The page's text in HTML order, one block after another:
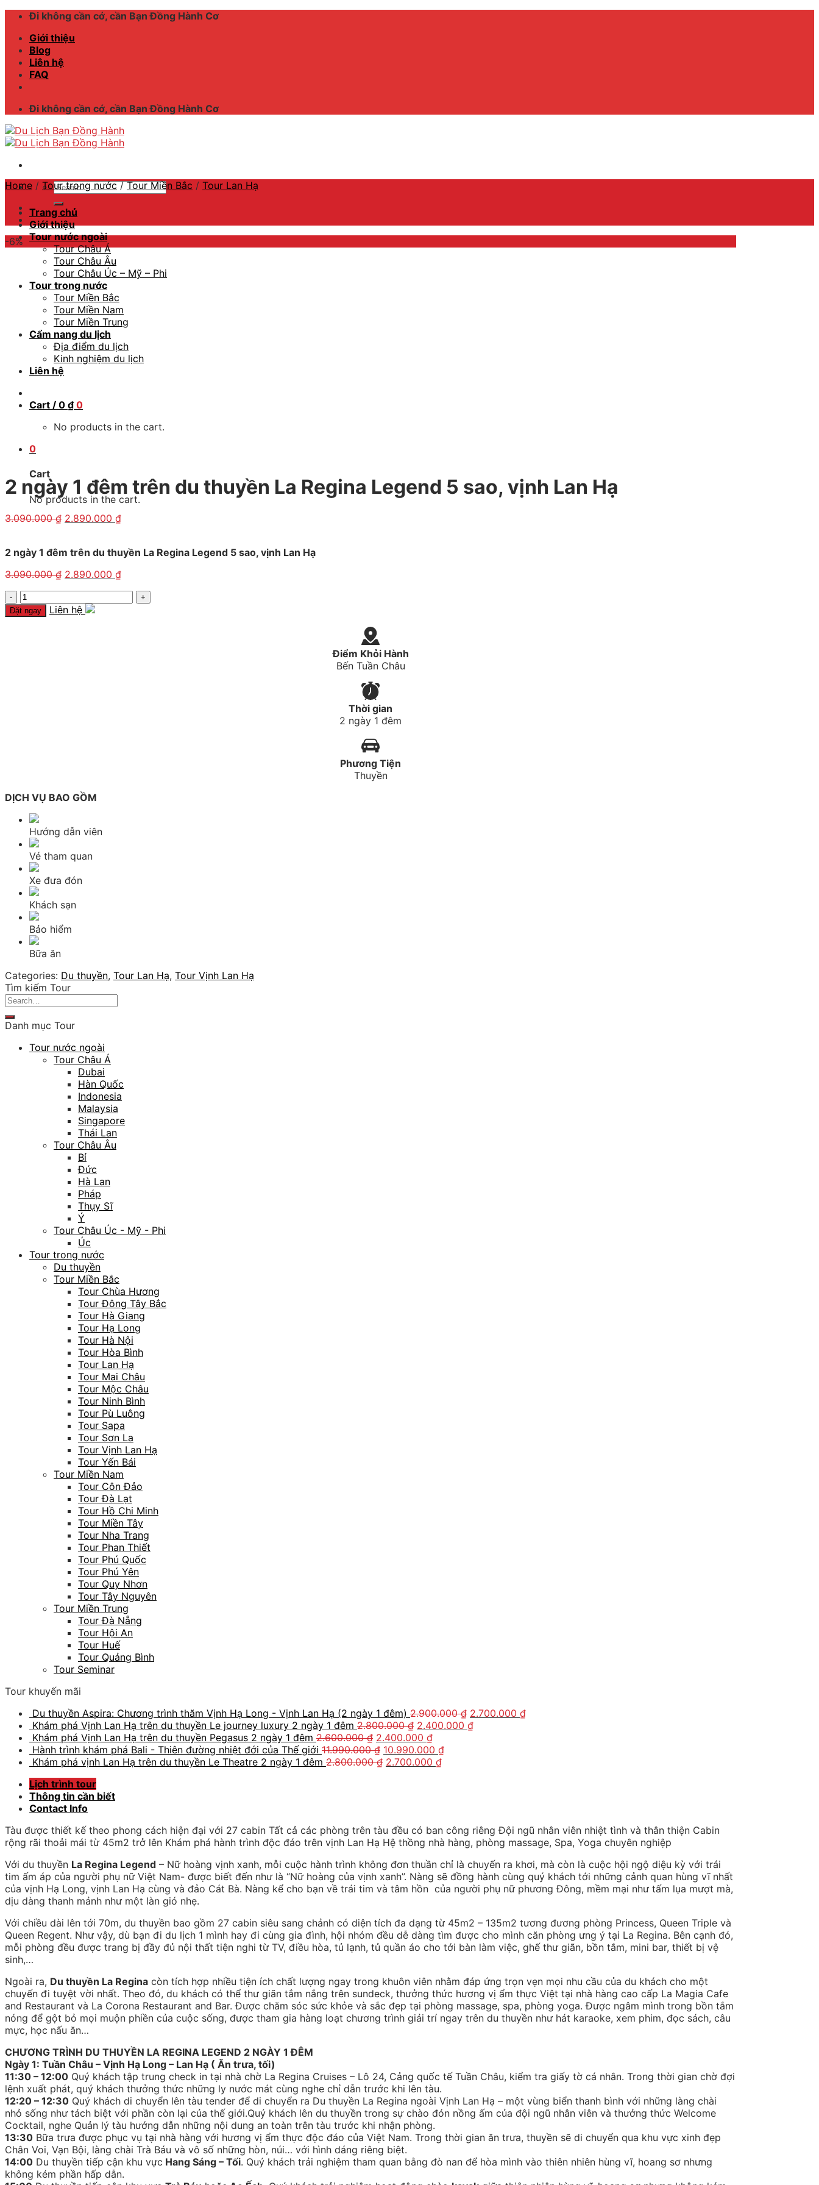
Skip
content
Đi không cần cớ, cần Bạn Đồng Hành Cơ
Giới thiệu
Blog
Liên hệ
FAQ
Đi không cần cớ, cần Bạn Đồng Hành Cơ
Search
Trang chủ
Giới thiệu
Tour nước ngoài
Tour Châu Á
Tour Châu Âu
Tour Châu Úc – Mỹ – Phi
Tour trong nước
Tour Miền Bắc
Tour Miền Nam
Tour Miền Trung
Cẩm nang du lịch
Địa điểm du lịch
Kinh nghiệm du lịch
Liên hệ
Cart / 0 ₫ 0
No products in the cart.
0
Cart
No products in the cart.
Home / Tour trong nước / Tour Miền Bắc / Tour Lan Hạ
-6%
2 ngày 1 đêm trên du thuyền La Regina Legend 5 sao, vịnh Lan Hạ
3.090.000₫ 2.890.000 ₫
2 ngày 1 đêm trên du thuyền La Regina Legend 5 sao, vịnh Lan Hạ
3.090.000₫ 2.890.000 ₫
2
ngày
1
Đặt ngay Liên hệ
Điểm Khỏi Hành
Bến Tuần Châu
Thời gian
2 ngày 1 đêm
Phương Tiện
Thuyền
DỊCH VỤ BAO GỒM
Hướng dẫn viên
Vé tham quan
Xe đưa đón
Khách sạn
Bảo hiểm
Bữa ăn
Categories: Du thuyền, Tour Lan Hạ, Tour Vịnh Lan Hạ
Tìm kiếm Tour
Search
for:
Danh mục Tour
Tour nước ngoài
Tour Châu Á
Dubai
Hàn Quốc
Indonesia
Malaysia
Singapore
Thái Lan
Tour Châu Âu
Bỉ
Đức
Hà Lan
Pháp
Thụy Sĩ
Ý
Tour Châu Úc - Mỹ - Phi
Úc
Tour trong nước
Du thuyền
Tour Miền Bắc
Tour Chùa Hương
Tour Đông Tây Bắc
Tour Hà Giang
Tour Hạ Long
Tour Hà Nội
Tour Hòa Bình
Tour Lan Hạ
Tour Mai Châu
Tour Mộc Châu
Tour Ninh Bình
Tour Pù Luông
Tour Sapa
Tour Sơn La
Tour Vịnh Lan Hạ
Tour Yến Bái
Tour Miền Nam
Tour Côn Đảo
Tour Đà Lạt
Tour Hồ Chi Minh
Tour Miền Tây
Tour Nha Trang
Tour Phan Thiết
Tour Phú Quốc
Tour Phú Yên
Tour Quy Nhơn
Tour Tây Nguyên
Tour Miền Trung
Tour Đà Nẵng
Tour Hội An
Tour Huế
Tour Quảng Bình
Tour Seminar
Tour khuyến mãi
Du thuyền Aspira: Chương trình thăm Vịnh Hạ Long - Vịnh Lan Hạ (2 ngày 1 đêm) 2.900.000₫ 2.700.000 ₫
Khám phá Vịnh Lan Hạ trên du thuyền Le journey luxury 2 ngày 1 đêm 2.800.000₫ 2.400.000 ₫
Khám phá Vịnh Lan Hạ trên du thuyền Pegasus 2 ngày 1 đêm 2.600.000₫ 2.400.000 ₫
Hành trình khám phá Bali - Thiên đường nhiệt đới của Thế giới 11.990.000₫ 10.990.000 ₫
Khám phá vịnh Lan Hạ trên du thuyền Le Theatre 2 ngày 1 đêm 2.800.000₫ 2.700.000 ₫
Lịch trình tour
Thông tin cần biết
Contact Info
Tàu được thiết kế theo phong cách hiện đại với 27 cabin Tất cả các phòng trên tàu đều có ban công riêng Đội ngũ nhân viên nhiệt tình và thân thiện Cabin
rộng rãi thoải mái từ 45m2 trở lên Khám phá hành trình độc đáo trên vịnh Lan Hạ Hệ thồng nhà hàng, phòng massage, Spa, Yoga chuyên nghiệp
Với du thuyền La Regina Legend – Nữ hoàng vịnh xanh, mỗi cuộc hành trình không đơn thuần chỉ là chuyến ra khơi, mà còn là cuộc hội ngộ diệu kỳ với trái
tim ấm áp của người phụ nữ Việt Nam- được biết đến như là “Nữ hoàng của vịnh xanh”. Nàng sẽ đồng hành cùng quý khách tới những cảnh quan hùng vĩ nhất
của vịnh Hạ Long, vịnh Lan Hạ cùng và đảo Cát Bà. Nàng kể cho bạn về trái tim và tâm hồn của người phụ nữ phương Đông, mềm mại như tấm lụa mượt mà,
dịu dàng thanh mảnh như một làn gió nhẹ.
Với chiều dài lên tới 70m, du thuyền bao gồm 27 cabin siêu sang chảnh có diện tích đa dạng từ 45m2 – 135m2 tương đương phòng Princess, Queen Triple và
Queen Regent. Như vậy, dù bạn đi du lịch 1 mình hay đi cùng gia đình, hội nhóm đều dễ dàng tìm được cho mình căn phòng ưng ý tại La Regina. Bên cạnh đó,
mỗi phòng đều được trang bị đầy đủ nội thất tiện nghi từ TV, điều hòa, tủ lạnh, tủ quần áo cho tới bàn làm việc, ghế thư giãn, bồn tắm, mini bar, thiết bị vệ
sinh,…
Ngoài ra, Du thuyền La Regina còn tích hợp nhiều tiện ích chất lượng ngay trong khuôn viên nhằm đáp ứng trọn vẹn mọi nhu cầu của du khách cho một
chuyến đi tuyệt vời nhất. Theo đó, du khách có thể thư giãn tắm nắng trên sundeck, thưởng thức hương vị ẩm thực Việt tại nhà hàng cao cấp La Magia Cafe
and Restaurant và La Corona Restaurant and Bar. Được chăm sóc sức khỏe và sắc đẹp tại phòng massage, spa, phòng yoga. Được ngâm mình trong bồn tắm
nóng để gột bỏ mọi muộn phiền của cuộc sống, được tham gia hàng loạt chương trình giải trí ngay trên du thuyền như hát karaoke, xem phim, đọc sách, câu
mực, học nấu ăn…
CHƯƠNG TRÌNH DU THUYỀN LA REGINA LEGEND 2 NGÀY 1 ĐÊM
Ngày 1: Tuần Châu – Vịnh Hạ Long – Lan Hạ ( Ăn trưa, tối)
11:30 – 12:00 Quý khách tập trung check in tại nhà chờ La Regina Cruises – Lô 24, Cảng quốc tế Tuần Châu, kiểm tra giấy tờ cá nhân. Trong thời gian chờ đợi
lệnh xuất phát, quý khách thưởng thức những ly nước mát cùng nghe chỉ dẫn trước khi lên tàu.
12:20 – 12:30 Quý khách di chuyển lên tàu tender để di chuyển ra Du thuyền La Regina ngoài Vịnh Lan Hạ – một vùng biển thanh bình với những làng chài
nhỏ sống như tách biệt với phần còn lại của thế giới.Quý khách lên du thuyền trong sự chào đón nồng ấm của đội ngũ nhân viên và thưởng thức Welcome
Cocktail, nghe Quản lý tàu hướng dẫn những nội dung an toàn trên tàu trước khi nhận phòng.
13:30 Bữa trưa được phục vụ tại nhà hàng với hương vị ẩm thực độc đáo của Việt Nam. Trong thời gian ăn trưa, thuyền sẽ di chuyển qua khu vực xinh đẹp
Chân Voi, Vạn Bội, làng chài Trà Báu và vô số những hòn, núi… với hình dáng riêng biệt.
14:00 Du thuyền tiếp cận khu vực Hang Sáng – Tối. Quý khách trải nghiệm tham quan bằng đò nan để hòa mình vào thiên nhiên hùng vĩ, hoang sơ nhưng
không kém phần hấp dẫn.